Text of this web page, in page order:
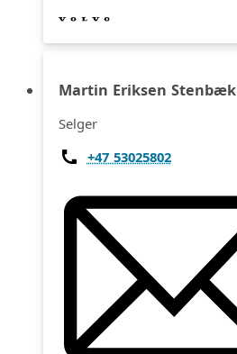
Martin Eriksen Stenbæk
Selger
+47 53025802